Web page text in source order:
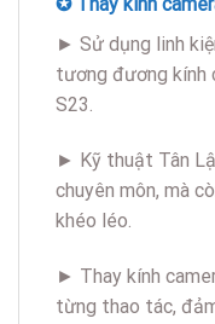
► Sử dụng linh
tương đương kính
S23.
► Kỹ thuật Tân
chuyên môn, mà
khéo léo.
► Thay kính
từng thao tác,